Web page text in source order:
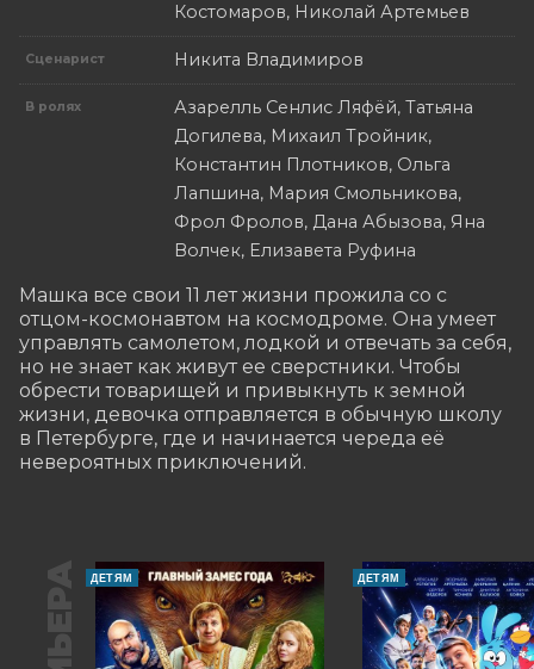
Костомаров, Николай Артемьев
Сценарист Никита Владимиров
В ролях
Азарелль Сенлис Ляфёй, Татьяна
Догилева, Михаил Тройник,
Константин Плотников, Ольга
Лапшина, Мария Смольникова,
Фрол Фролов, Дана Абызова, Яна
Волчек, Елизавета Руфина
Машка все свои 11 лет жизни прожила со с
отцом-космонавтом на космодроме. Она умеет
управлять самолетом, лодкой и отвечать за себя,
но не знает как живут ее сверстники. Чтобы
обрести товарищей и привыкнуть к земной
жизни, девочка отправляется в обычную школу
в Петербурге, где и начинается череда её
невероятных приключений.
ДЕТЯМ ДЕТЯМ